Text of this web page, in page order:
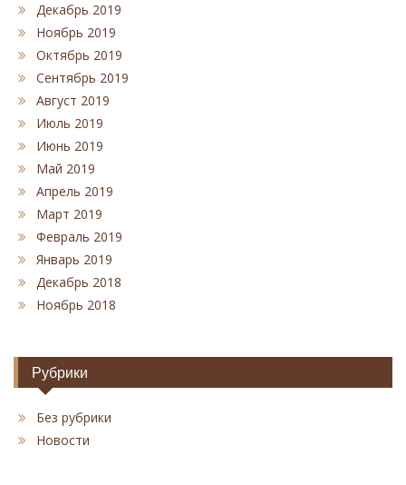
Декабрь 2019
Ноябрь 2019
Октябрь 2019
Сентябрь 2019
Август 2019
Июль 2019
Июнь 2019
Май 2019
Апрель 2019
Март 2019
Февраль 2019
Январь 2019
Декабрь 2018
Ноябрь 2018
Рубрики
Без рубрики
Новости